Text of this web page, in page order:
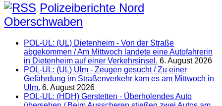
Polizeiberichte Nord
Oberschwaben
POL-UL: (UL) Dietenheim - Von der Straße
abgekommen / Am Mittwoch landete eine Autofahrerin
in Dietenheim auf einer Verkehrsinsel. 6. August 2026
POL-UL: (UL) Ulm - Zeugen gesucht / Zu einer
Gefährdung im Straßenverkehr kam es am Mittwoch in
Ulm. 6. August 2026
POL-UL: (HDH) Gerstetten - Überholendes Auto